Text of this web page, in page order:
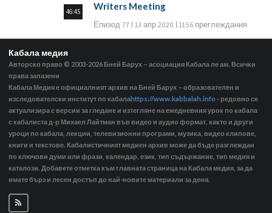
46:45
Writers Meeting
Епизод 77 13 апр 2020 1156 преглеждания
Кабала медия
Авторско право © 2003-2026 Бней Барух – асоциация Кабала ле ам. Всички
права запазени
Кабала Медия е официалният архив на Бней Барух – образователен и
изследователски институт по кабалаhttps://www.kabbalah.info - редовно се
актуализира с версии за гледане и изтегляне на ежедневния урок по кабала
с кабалиста д-р Михаел Лайтман във видео и аудио формат, както и други
уроци по кабала, лекции, телевизионни програми, музика, видео клипове,
книги и текстове. Кабалистичният медиен архив може да бъде разглеждан
по ключови думи или фрази, календар, език, тип съдържание, тип медия и
каталози. Добавете отметка към главната страница на Кабала медия, за да
имате бърз и лесен достъп до най-новите материали за деня.